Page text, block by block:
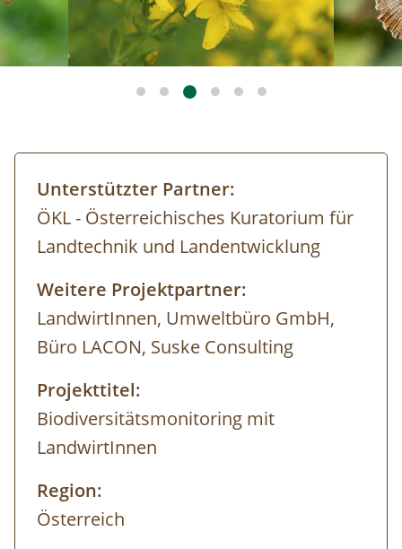
Unterstützter Partner:
ÖKL - Österreichisches Kuratorium für
Landtechnik und Landentwicklung
Weitere Projektpartner:
LandwirtInnen, Umweltbüro GmbH,
Büro LACON, Suske Consulting
Projekttitel:
Biodiversitätsmonitoring mit
LandwirtInnen
Region:
Österreich